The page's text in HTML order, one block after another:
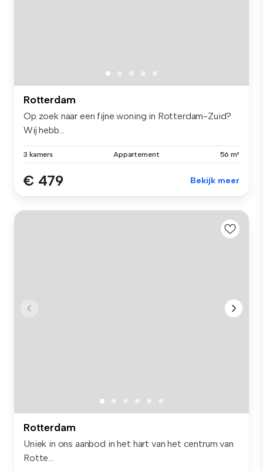
Rotterdam
Op zoek naar een fijne woning in Rotterdam-Zuid?
Wij hebb...
3 kamers Appartement 56 m²
€ 479 Bekijk meer
Rotterdam
Uniek in ons aanbod in het hart van het centrum van
Rotte...